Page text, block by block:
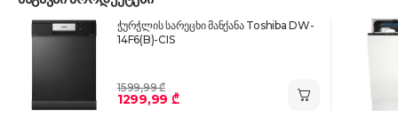
ჭურჭლის სარეცხი მანქანა Toshiba DW-
14F6(B)-CIS
1599,99 ₾
1299,99 ₾